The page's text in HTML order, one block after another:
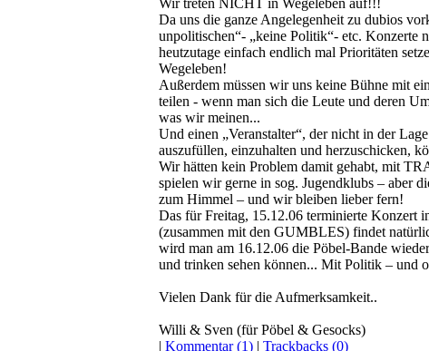
Da uns die ganze Angelegenheit zu dubios
unpolitischen“- „keine Politik“- etc. Konzerte
heutzutage einfach endlich mal Prioritäten
Wegeleben!
Außerdem müssen wir uns keine Bühne mit
teilen - wenn man sich die Leute und deren
was wir meinen...
Und einen „Veranstalter“, der nicht in der
auszufüllen, einzuhalten und herzuschicken,
Wir hätten kein Problem damit gehabt, mit
spielen wir gerne in sog. Jugendklubs – aber
zum Himmel – und wir bleiben lieber fern!
Das für Freitag, 15.12.06 terminierte Konzert
(zusammen mit den GUMBLES) findet
wird man am 16.12.06 die Pöbel-Bande
und trinken sehen können... Mit Politik – und
Vielen Dank für die Aufmerksamkeit..
Willi & Sven (für Pöbel & Gesocks)
| Kommentar (1) | Trackbacks (0)